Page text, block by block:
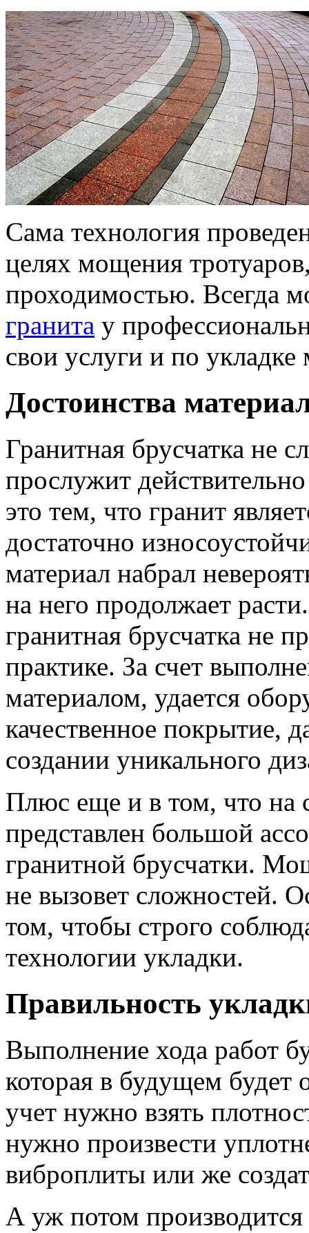
Сама технология
целях мощения
проходимостью. Всегда
гранита у
свои услуги и по укладке
Достоинства
Гранитная брусчатка не
прослужит
это тем, что гранит
достаточно
материал набрал
на него продолжает
гранитная брусчатка не
практике. За счет
материалом, удается
качественное покрытие,
создании уникального
Плюс еще и в том, что на
представлен большой
гранитной брусчатки.
не вызовет сложностей.
том, чтобы строго
технологии укладки.
Правильность
Выполнение хода работ
которая в будущем будет
учет нужно взять
нужно произвести
виброплиты или же
А уж потом